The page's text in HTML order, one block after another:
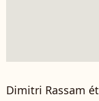
Dimitri Rassam